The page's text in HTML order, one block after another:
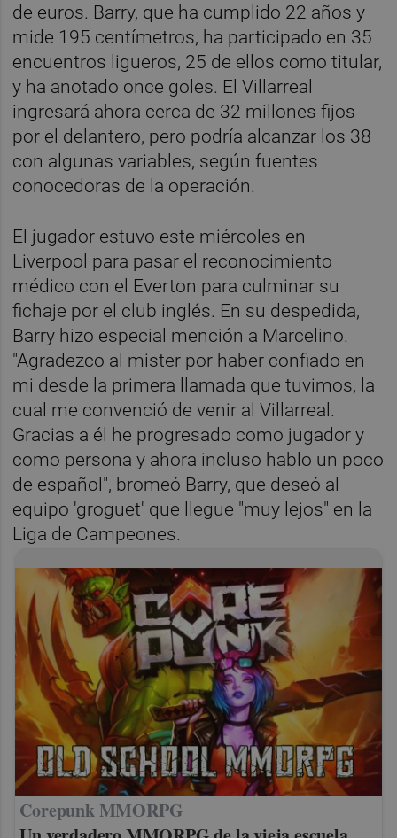
de euros. Barry, que ha cumplido 22 años y
mide 195 centímetros, ha participado en 35
encuentros ligueros, 25 de ellos como titular,
y ha anotado once goles. El Villarreal
ingresará ahora cerca de 32 millones fijos
por el delantero, pero podría alcanzar los 38
con algunas variables, según fuentes
conocedoras de la operación.
El jugador estuvo este miércoles en
Liverpool para pasar el reconocimiento
médico con el Everton para culminar su
fichaje por el club inglés. En su despedida,
Barry hizo especial mención a Marcelino.
"Agradezco al mister por haber confiado en
mi desde la primera llamada que tuvimos, la
cual me convenció de venir al Villarreal.
Gracias a él he progresado como jugador y
como persona y ahora incluso hablo un poco
de español", bromeó Barry, que deseó al
equipo 'groguet' que llegue "muy lejos" en la
Liga de Campeones.
Corepunk MMORPG